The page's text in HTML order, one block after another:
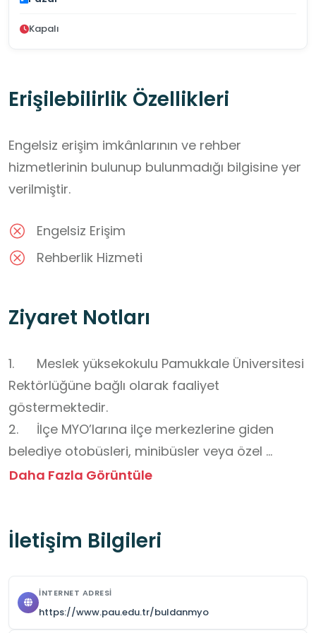
Kapalı
Erişilebilirlik Özellikleri
Engelsiz erişim imkânlarının ve rehber
hizmetlerinin bulunup bulunmadığı bilgisine yer
verilmiştir.
Engelsiz Erişim
Rehberlik Hizmeti
Ziyaret Notları
1.	Meslek yüksekokulu Pamukkale Üniversitesi
Rektörlüğüne bağlı olarak faaliyet
göstermektedir.
2.	İlçe MYO’larına ilçe merkezlerine giden
belediye otobüsleri, minibüsler veya özel
araçlarla ulaşım sağlanabilir.
4.	Eğitim amaçlı grup ziyaretleri için önceden
5.	Okul gezilerinde resmi yazı ile başvuru
Daha Fazla Görüntüle
İletişim Bilgileri
İNTERNET ADRESI
https://www.pau.edu.tr/buldanmyo